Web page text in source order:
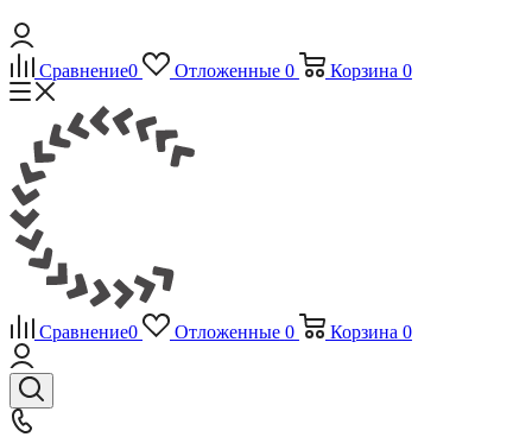
Сравнение0 Отложенные 0 Корзина 0
Сравнение0 Отложенные 0 Корзина 0